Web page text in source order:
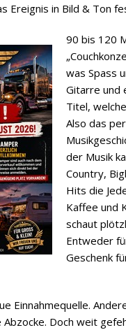
Ereignis in Bild & Ton
90 bis 120
was Spass
Gitarre und
Titel,
Also das
der Musik
Country,
Hits die
Kaffee und
schaut
Entweder
Geschenk
Einnahmequelle.
Doch weit